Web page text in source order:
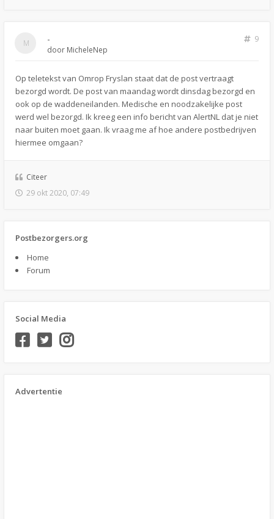
-
9
door MicheleNep
Op teletekst van Omrop Fryslan staat dat de post vertraagt
bezorgd wordt. De post van maandag wordt dinsdag bezorgd en
ook op de waddeneilanden. Medische en noodzakelijke post
werd wel bezorgd. Ik kreeg een info bericht van AlertNL dat je niet
naar buiten moet gaan. Ik vraag me af hoe andere postbedrijven
hiermee omgaan?
Citeer
29 okt 2020, 07:49
Postbezorgers.org
Home
Forum
Social Media
Advertentie